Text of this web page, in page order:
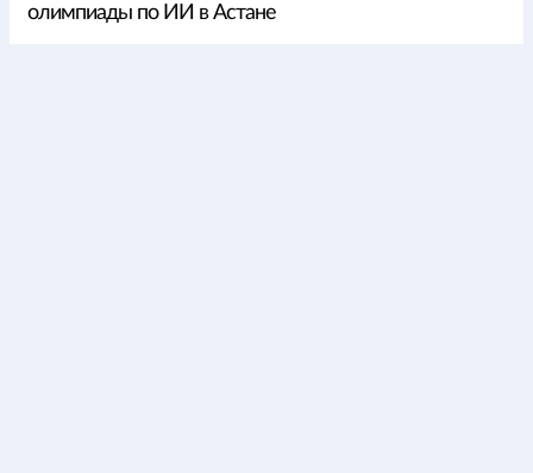
олимпиады по ИИ в Астане